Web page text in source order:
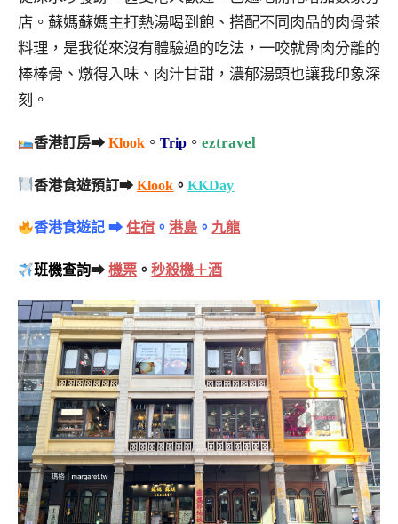
店。蘇媽蘇媽主打熱湯喝到飽、搭配不同肉品的肉骨茶
料理，是我從來沒有體驗過的吃法，一咬就骨肉分離的
棒棒骨、燉得入味、肉汁甘甜，濃郁湯頭也讓我印象深
刻。
香港訂房➡Klook 。Trip 。eztravel
香港食遊預訂➡Klook 。KKDay
香港食遊記 ➡住宿 。港島 。 九龍
班機查詢➡機票 。秒殺機＋酒